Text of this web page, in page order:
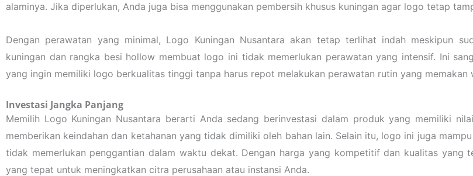
alaminya. Jika diperlukan, Anda juga bisa menggunakan pembersih khusus kuningan agar logo tetap
Dengan perawatan yang minimal, Logo Kuningan Nusantara akan tetap terlihat indah meskipun
kuningan dan rangka besi hollow membuat logo ini tidak memerlukan perawatan yang intensif. Ini
yang ingin memiliki logo berkualitas tinggi tanpa harus repot melakukan perawatan rutin yang memakan
Investasi Jangka Panjang
Memilih Logo Kuningan Nusantara berarti Anda sedang berinvestasi dalam produk yang memiliki
memberikan keindahan dan ketahanan yang tidak dimiliki oleh bahan lain. Selain itu, logo ini juga
tidak memerlukan penggantian dalam waktu dekat. Dengan harga yang kompetitif dan kualitas yang
yang tepat untuk meningkatkan citra perusahaan atau instansi Anda.